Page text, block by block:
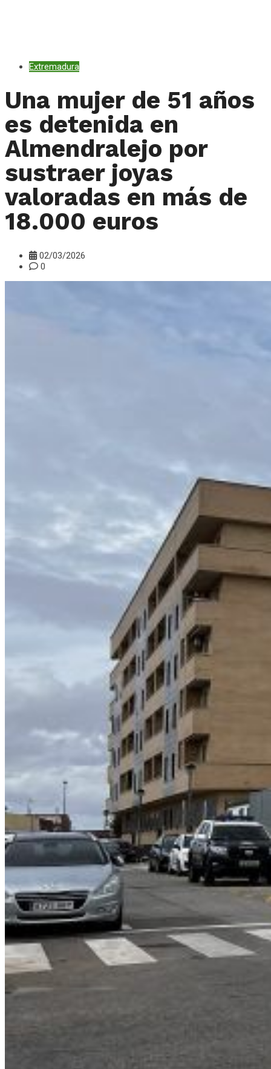
Extremadura
Una mujer de 51 años
es detenida en
Almendralejo por
sustraer joyas
valoradas en más de
18.000 euros
02/03/2026
0